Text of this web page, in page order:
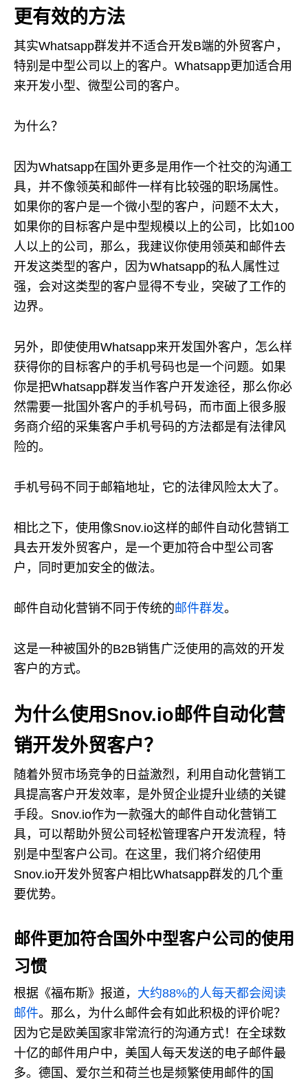
更有效的方法
其实Whatsapp群发并不适合开发B端的外贸客户，
特别是中型公司以上的客户。Whatsapp更加适合用
来开发小型、微型公司的客户。
为什么？
因为Whatsapp在国外更多是用作一个社交的沟通工
具，并不像领英和邮件一样有比较强的职场属性。
如果你的客户是一个微小型的客户，问题不太大，
如果你的目标客户是中型规模以上的公司，比如100
人以上的公司，那么，我建议你使用领英和邮件去
开发这类型的客户，因为Whatsapp的私人属性过
强，会对这类型的客户显得不专业，突破了工作的
边界。
另外，即使使用Whatsapp来开发国外客户，怎么样
获得你的目标客户的手机号码也是一个问题。如果
你是把Whatsapp群发当作客户开发途径，那么你必
然需要一批国外客户的手机号码，而市面上很多服
务商介绍的采集客户手机号码的方法都是有法律风
险的。
手机号码不同于邮箱地址，它的法律风险太大了。
相比之下，使用像Snov.io这样的邮件自动化营销工
具去开发外贸客户，是一个更加符合中型公司客
户，同时更加安全的做法。
邮件自动化营销不同于传统的邮件群发。
这是一种被国外的B2B销售广泛使用的高效的开发
客户的方式。
为什么使用Snov.io邮件自动化营
销开发外贸客户？
随着外贸市场竞争的日益激烈，利用自动化营销工
具提高客户开发效率，是外贸企业提升业绩的关键
手段。Snov.io作为一款强大的邮件自动化营销工
具，可以帮助外贸公司轻松管理客户开发流程，特
别是中型客户公司。在这里，我们将介绍使用
Snov.io开发外贸客户相比Whatsapp群发的几个重
要优势。
邮件更加符合国外中型客户公司的使用
习惯
根据《福布斯》报道， 大约88%的人每天都会阅读
邮件。那么，为什么邮件会有如此积极的评价呢？
因为它是欧美国家非常流行的沟通方式！在全球数
十亿的邮件用户中，美国人每天发送的电子邮件最
多。德国、爱尔兰和荷兰也是频繁使用邮件的国